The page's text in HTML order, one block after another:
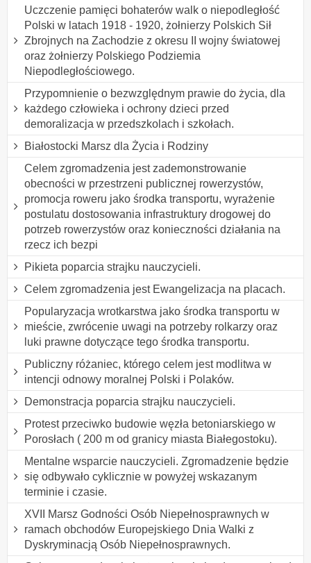
Uczczenie pamięci bohaterów walk o niepodległość
Polski w latach 1918 - 1920, żołnierzy Polskich Sił
Zbrojnych na Zachodzie z okresu II wojny światowej
oraz żołnierzy Polskiego Podziemia
Niepodległościowego.
Przypomnienie o bezwzględnym prawie do życia, dla
każdego człowieka i ochrony dzieci przed
demoralizacja w przedszkolach i szkołach.
Białostocki Marsz dla Życia i Rodziny
Celem zgromadzenia jest zademonstrowanie
obecności w przestrzeni publicznej rowerzystów,
promocja roweru jako środka transportu, wyrażenie
postulatu dostosowania infrastruktury drogowej do
potrzeb rowerzystów oraz konieczności działania na
rzecz ich bezpi
Pikieta poparcia strajku nauczycieli.
Celem zgromadzenia jest Ewangelizacja na placach.
Popularyzacja wrotkarstwa jako środka transportu w
mieście, zwrócenie uwagi na potrzeby rolkarzy oraz
luki prawne dotyczące tego środka transportu.
Publiczny różaniec, którego celem jest modlitwa w
intencji odnowy moralnej Polski i Polaków.
Demonstracja poparcia strajku nauczycieli.
Protest przeciwko budowie węzła betoniarskiego w
Porosłach ( 200 m od granicy miasta Białegostoku).
Mentalne wsparcie nauczycieli. Zgromadzenie będzie
się odbywało cyklicznie w powyżej wskazanym
terminie i czasie.
XVII Marsz Godności Osób Niepełnosprawnych w
ramach obchodów Europejskiego Dnia Walki z
Dyskryminacją Osób Niepełnosprawnych.